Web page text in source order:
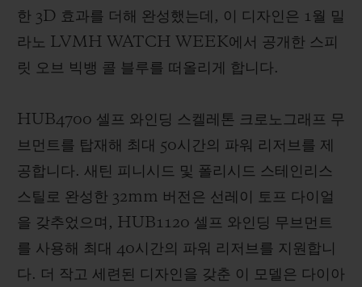
한 3D 효과를 더해 완성했는데, 이 디자인은 1월 밀
라노 LVMH WATCH WEEK에서 공개한 스피
릿 오브 빅뱅 콜 블루를 떠올리게 합니다.
HUB4700 셀프 와인딩 스켈레톤 크로노그래프 무
브먼트를 탑재해 최대 50시간의 파워 리저브를 제
공합니다. 새틴 피니시드 및 폴리시드 스테인리스
스틸로 완성한 32mm 버전은 선레이 토프 다이얼
을 갖추었으며, HUB1120 셀프 와인딩 무브먼트
를 사용해 최대 40시간의 파워 리저브를 지원합니
다. 더 작고 세련된 디자인을 갖춘 이 모델은 다이아